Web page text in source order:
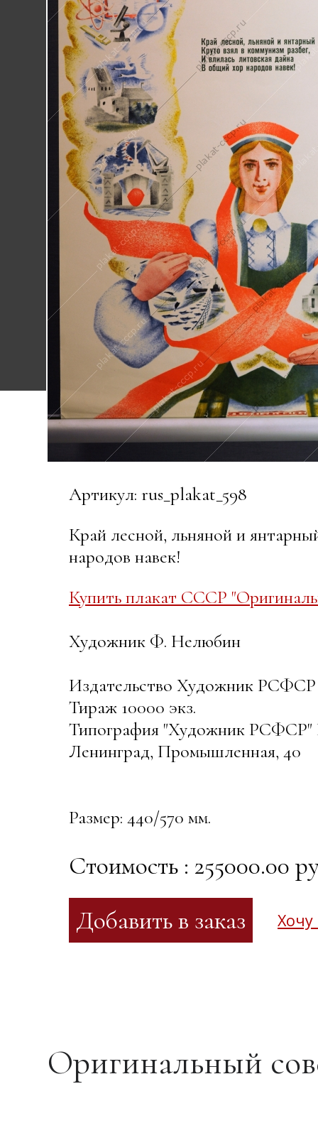
Артикул: rus_plakat_598
Край лесной, льняной и
народов навек!
Купить плакат СССР
Художник Ф. Нелюбин
Издательство Художник РСФСР
Тираж 10000 экз.
Типография "Художник РСФСР"
Ленинград, Промышленная, 40
Размер: 440/570 мм.
Стоимость : 255000.00
Хочу
Оригинальный